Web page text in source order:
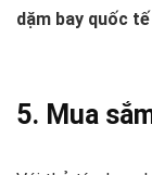
dặm bay quốc
5. Mua